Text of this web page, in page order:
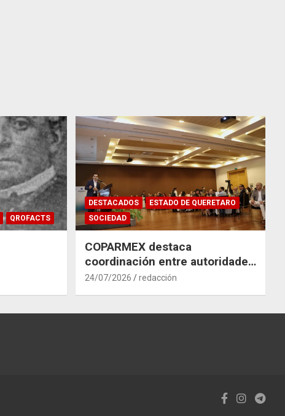
QROFACTS
DESTACADOS
ESTADO DE QUERETARO
SOCIEDAD
COPARMEX destaca
coordinación entre autoridades
y empresas para mitigar el
24/07/2026 redacción